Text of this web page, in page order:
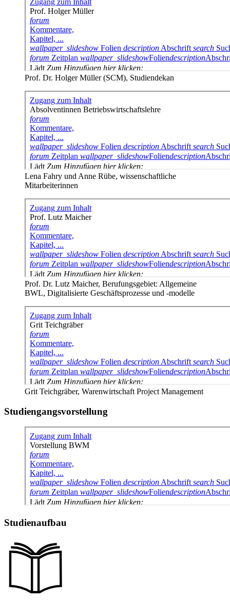
Prof. Dr. Holger Müller (SCM), Studiendekan
Lena Fahry und Anne Rübe, wissenschaftliche
Mitarbeiterinnen
Prof. Dr. Lutz Maicher, Berufungsgebiet: Allgemeine
BWL, Digitalisierte Geschäftsprozesse und -modelle
Grit Teichgräber, Warenwirtschaft Project Management
Studiengangsvorstellung
Studienaufbau